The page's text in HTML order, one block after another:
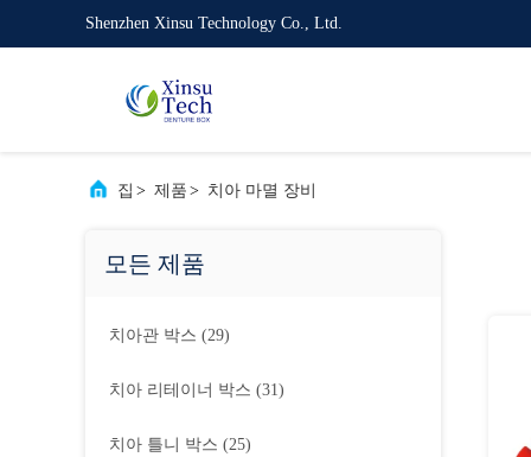
Shenzhen Xinsu Technology Co., Ltd.
집 > 제품 > 치아 마멸 장비
모든 제품
치아관 박스 (29)
치아 리테이너 박스 (31)
치아 틀니 박스 (25)